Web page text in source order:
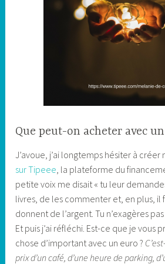
Que peut-on acheter avec
J’avoue, j’ai longtemps hésiter à créer
sur Tipeee , la plateforme du
petite voix me disait « tu leur
livres, de les commenter et, en plus, il
donnent de l’argent. Tu n’exagères
Et puis j’ai réfléchi. Est-ce que je vous
chose d’important avec un euro ?
prix d’un café, d’une heure de parking,